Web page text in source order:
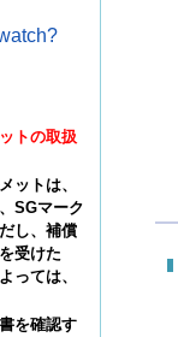
トの取扱
ットは、
SGマーク
だし、補償
受けた
っては、
を確認す